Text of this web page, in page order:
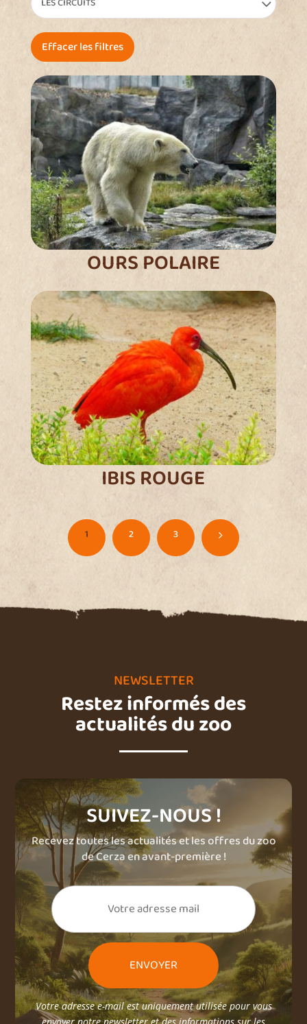
Effacer les filtres
OURS POLAIRE
IBIS ROUGE
1 2 3 5
NEWSLETTER
Restez informés des
actualités du zoo
SUIVEZ-NOUS !
Recevez toutes les actualités et les offres du zoo
de Cerza en avant-première !
Votre adresse e-mail est uniquement utilisée pour vous